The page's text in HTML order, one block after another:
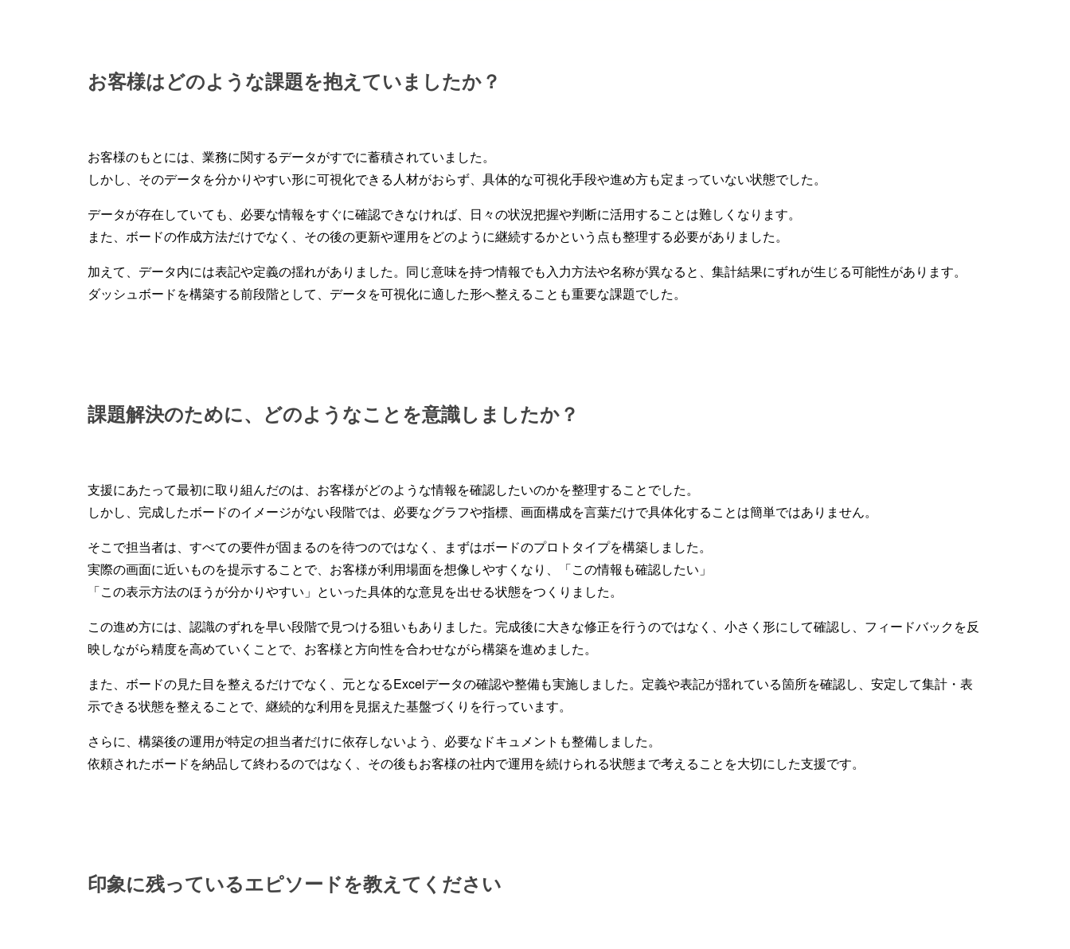
お客様はどのような課題を抱えていましたか？
お客様のもとには、業務に関するデータがすでに蓄積されていました。
しかし、そのデータを分かりやすい形に可視化できる人材がおらず、具体的な可視化手段や進め方も定まっていない状態でした。
データが存在していても、必要な情報をすぐに確認できなければ、日々の状況把握や判断に活用することは難しくなります。
また、ボードの作成方法だけでなく、その後の更新や運用をどのように継続するかという点も整理する必要がありました。
加えて、データ内には表記や定義の揺れがありました。同じ意味を持つ情報でも入力方法や名称が異なると、集計結果にずれが生じる可能性があります。
ダッシュボードを構築する前段階として、データを可視化に適した形へ整えることも重要な課題でした。
課題解決のために、どのようなことを意識しましたか？
支援にあたって最初に取り組んだのは、お客様がどのような情報を確認したいのかを整理することでした。
しかし、完成したボードのイメージがない段階では、必要なグラフや指標、画面構成を言葉だけで具体化することは簡単ではありません。
そこで担当者は、すべての要件が固まるのを待つのではなく、まずはボードのプロトタイプを構築しました。
実際の画面に近いものを提示することで、お客様が利用場面を想像しやすくなり、「この情報も確認したい」
「この表示方法のほうが分かりやすい」といった具体的な意見を出せる状態をつくりました。
この進め方には、認識のずれを早い段階で見つける狙いもありました。完成後に大きな修正を行うのではなく、小さく形にして確認し、フィードバックを反
映しながら精度を高めていくことで、お客様と方向性を合わせながら構築を進めました。
また、ボードの見た目を整えるだけでなく、元となるExcelデータの確認や整備も実施しました。定義や表記が揺れている箇所を確認し、安定して集計・表
示できる状態を整えることで、継続的な利用を見据えた基盤づくりを行っています。
さらに、構築後の運用が特定の担当者だけに依存しないよう、必要なドキュメントも整備しました。
依頼されたボードを納品して終わるのではなく、その後もお客様の社内で運用を続けられる状態まで考えることを大切にした支援です。
印象に残っているエピソードを教えてください